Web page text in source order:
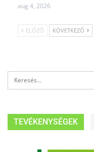
aug 4, 2026
ELŐZŐ KÖVETKEZŐ
TEVÉKENYSÉGEK